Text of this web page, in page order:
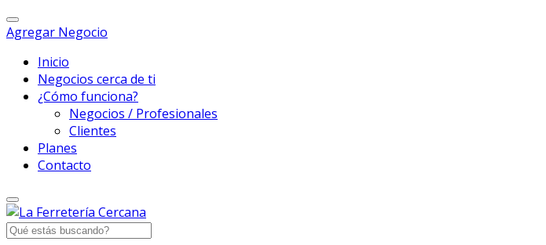
Agregar Negocio
Inicio
Negocios cerca de ti
¿Cómo funciona?
Negocios / Profesionales
Clientes
Planes
Contacto